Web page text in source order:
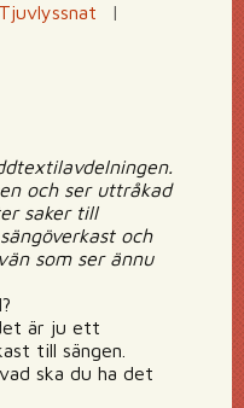
Tjuvlyssnat
|
och ser uttråkad
saker till
och
som ser ännu
är ju ett
till sängen.
ska du ha det